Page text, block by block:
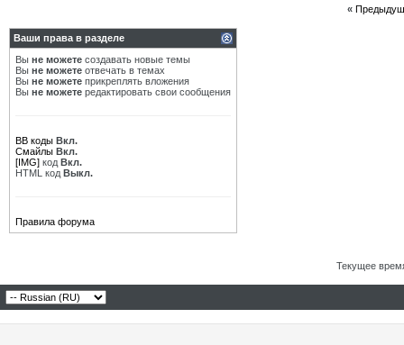
«
Ваши права в разделе
Вы не можете создавать новые темы
Вы не можете отвечать в темах
Вы не можете прикреплять вложения
Вы не можете редактировать свои сообщения
BB коды Вкл.
Смайлы Вкл.
[IMG] код Вкл.
HTML код Выкл.
Правила форума
Текущее